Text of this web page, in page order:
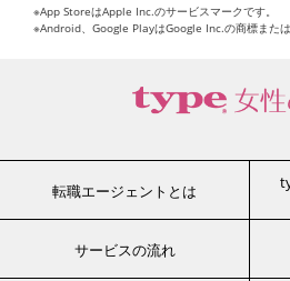
※App StoreはApple Inc.のサービスマークです。
※Android、Google PlayはGoogle Inc.の商標または
転職エージェントとは
サービスの流れ